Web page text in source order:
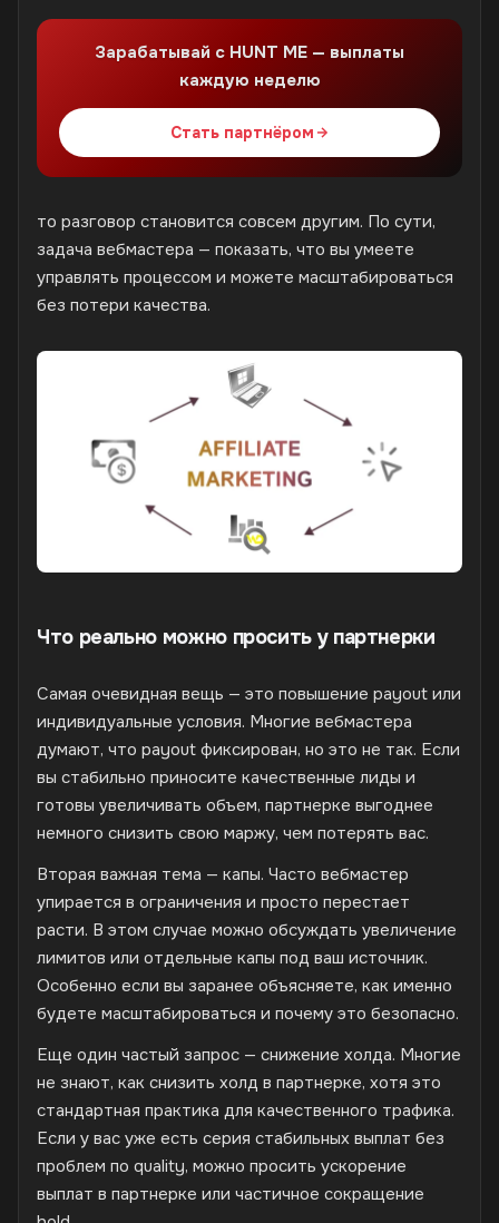
Зарабатывай с HUNT ME — выплаты
каждую неделю
Стать партнёром
то разговор становится совсем другим. По сути,
задача вебмастера — показать, что вы умеете
управлять процессом и можете масштабироваться
без потери качества.
Что реально можно просить у партнерки
Самая очевидная вещь — это повышение payout или
индивидуальные условия. Многие вебмастера
думают, что payout фиксирован, но это не так. Если
вы стабильно приносите качественные лиды и
готовы увеличивать объем, партнерке выгоднее
немного снизить свою маржу, чем потерять вас.
Вторая важная тема — капы. Часто вебмастер
упирается в ограничения и просто перестает
расти. В этом случае можно обсуждать увеличение
лимитов или отдельные капы под ваш источник.
Особенно если вы заранее объясняете, как именно
будете масштабироваться и почему это безопасно.
Еще один частый запрос — снижение холда. Многие
не знают, как снизить холд в партнерке, хотя это
стандартная практика для качественного трафика.
Если у вас уже есть серия стабильных выплат без
проблем по quality, можно просить ускорение
выплат в партнерке или частичное сокращение